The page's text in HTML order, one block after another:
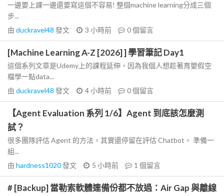
一邊要上課一邊還要寫這個不容易! 整個machine learning分成三個
步...
由 duckravel48 發文 3 小時前 0個留言
[Machine Learning A-Z [2026] ] 學習筆記 Day1
這個系列文章是Udemy上的課程延伸，因為我個人想趁著育嬰假空
檔學一點data...
由 duckravel48 發文 4 小時前 0個留言
【Agent Evaluation 系列 1/6】Agent 到底該怎麼測
試？
很多團隊評估 Agent 的方法，其實還停留在評估 Chatbot。 準備一
組...
由 hardness1020發文 5 小時前 1 個留言
# [Backup] 當勒索軟體連備份都不放過：Air Gap 與離線